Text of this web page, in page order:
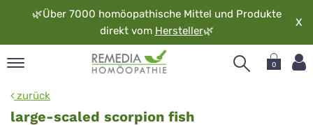
🌿Über 7000 homöopathische Mittel und Produkte
direkt vom Hersteller🌿
X
0
zurück
large-scaled scorpion fish